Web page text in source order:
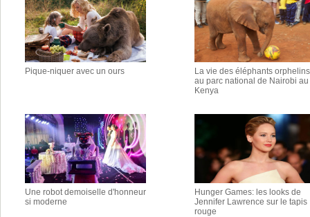
Pique-niquer avec un ours
La vie des éléphants orphelins
au parc national de Nairobi au
Kenya
Une robot demoiselle d'honneur
si moderne
Hunger Games: les looks de
Jennifer Lawrence sur le tapis
rouge